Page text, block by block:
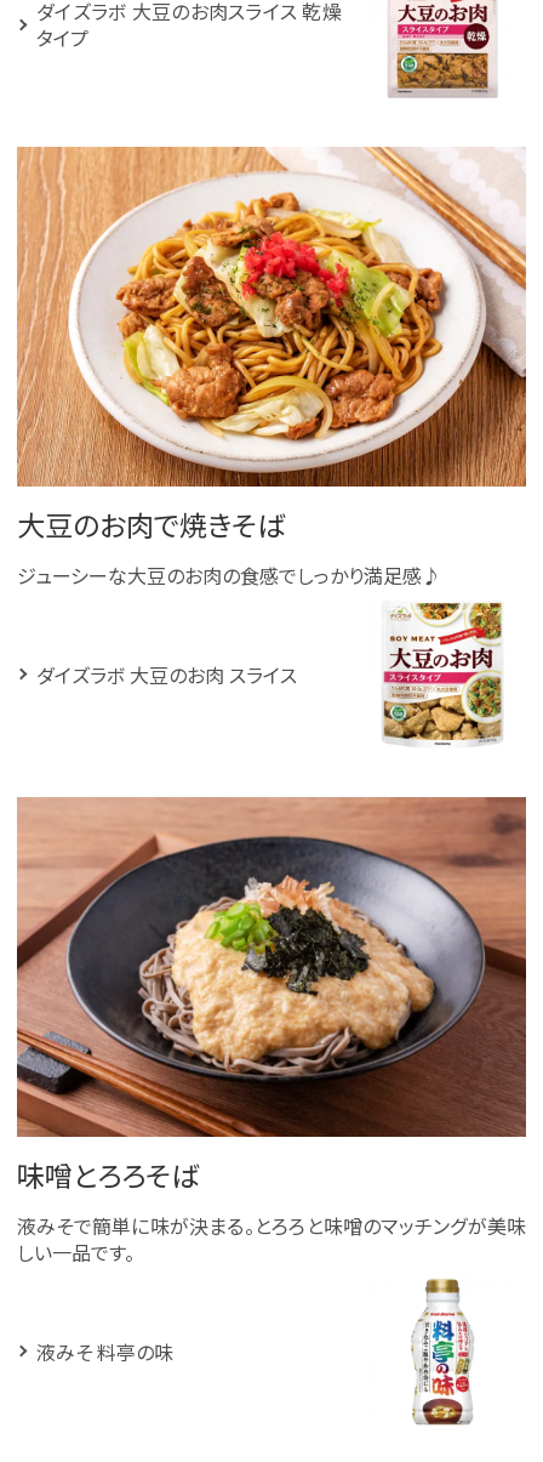
ダイズラボ 大豆のお肉スライス 乾燥
タイプ
大豆のお肉で焼きそば
ジューシーな大豆のお肉の食感でしっかり満足感♪
ダイズラボ 大豆のお肉 スライス
味噌とろろそば
液みそで簡単に味が決まる。とろろと味噌のマッチングが美味
しい一品です。
液みそ 料亭の味